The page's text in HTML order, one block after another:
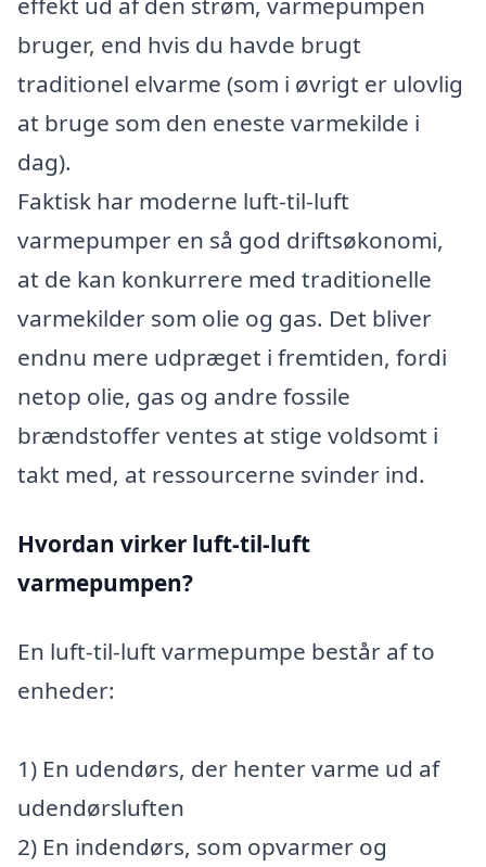
bruger, end hvis du havde brugt
traditionel elvarme (som i øvrigt er ulovlig
at bruge som den eneste varmekilde i
dag).
Faktisk har moderne luft-til-luft
varmepumper en så god driftsøkonomi,
at de kan konkurrere med traditionelle
varmekilder som olie og gas. Det bliver
endnu mere udpræget i fremtiden, fordi
netop olie, gas og andre fossile
brændstoffer ventes at stige voldsomt i
takt med, at ressourcerne svinder ind.
Hvordan virker luft-til-luft
varmepumpen?
En luft-til-luft varmepumpe består af to
enheder:
1) En udendørs, der henter varme ud af
udendørsluften
2) En indendørs, som opvarmer og